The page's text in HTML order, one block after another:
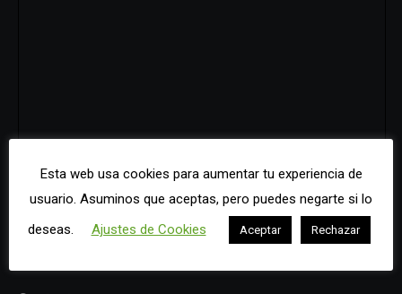
Muestra un mapa más grande
Esta web usa cookies para aumentar tu experiencia de
usuario. Asuminos que aceptas, pero puedes negarte si lo
deseas.
Ajustes de Cookies Aceptar Rechazar